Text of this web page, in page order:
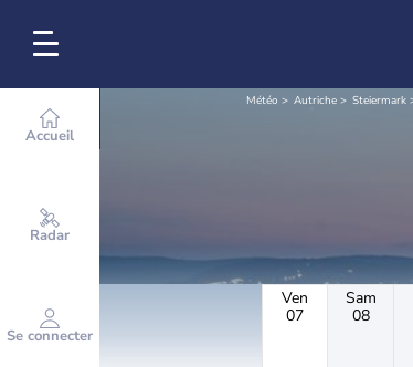
Accueil
Radar
Se connecter
Météo Autriche Steiermark
Ven
07
Sam
08